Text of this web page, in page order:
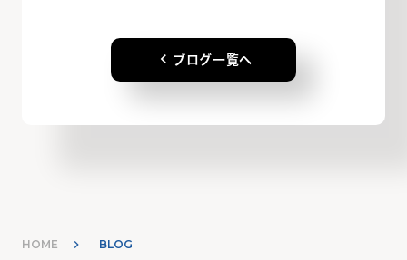
keyboard_arrow_left ブログ一覧へ
HOME BLOG